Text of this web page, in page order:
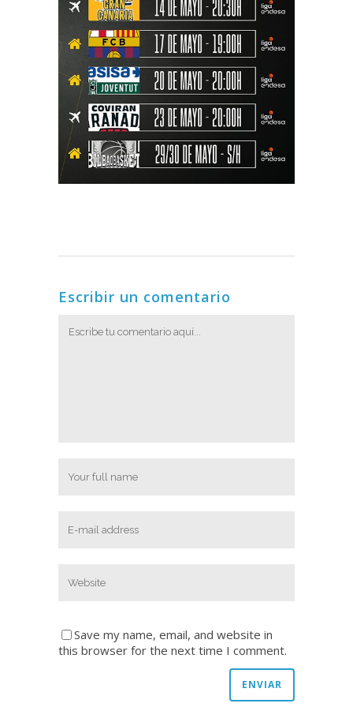
Escribir un comentario
Save my name, email, and website in
this browser for the next time I comment.